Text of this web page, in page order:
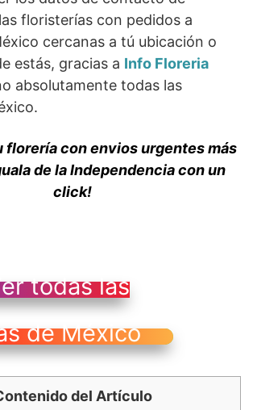
floristerías con pedidos a
cercanas a tú ubicación o
estás, gracias a Info Floreria
absolutamente todas las
florería con envios urgentes más
de la Independencia con un
click!
todas las
de México
del Artículo